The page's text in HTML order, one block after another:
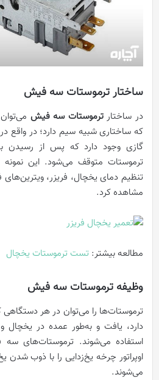
ساختار ترموستات سه فیش
در ساختارترموستات سه فیش
که ساختاری شبیه سیم دارد؛ در واقع
گازی وجود دارد که پس از رسیدن
ترموستات متوقف می‌شود. این نمونه
تنظیم دمای یخچال، فریزر، ویترین‌های
مشاهده کرد.
مطالعه بیشتر: تست ترموستات یخچال
وظیفه ترموستات سه فیش
ترموستات‌ها را می‌توان در هر
دارد، یافت و به‌طور عمده در یخچال
استفاده می‌شوند. ترموستات‌های
اوپراتور چرخه یخ‌زدایی را با ذوب
می‌شوند.